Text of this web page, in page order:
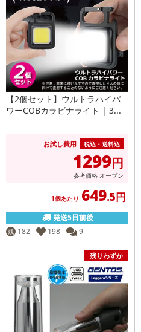
【2個セット】ウルトラハイパ
ワーCOBカラビナライト | 3...
お試し費用 税込・送料込
1299円
参考価格 オープン
1個あたり 649.5円
発送5日前後
残 182 198 9
残りわずか